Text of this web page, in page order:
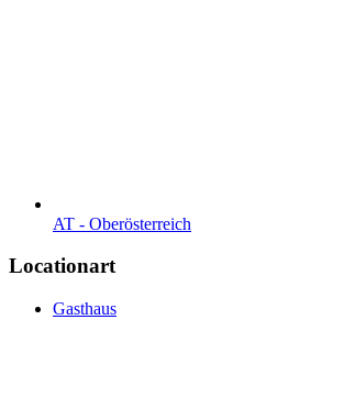
AT - Ober­österreich
Locationart
Gasthaus